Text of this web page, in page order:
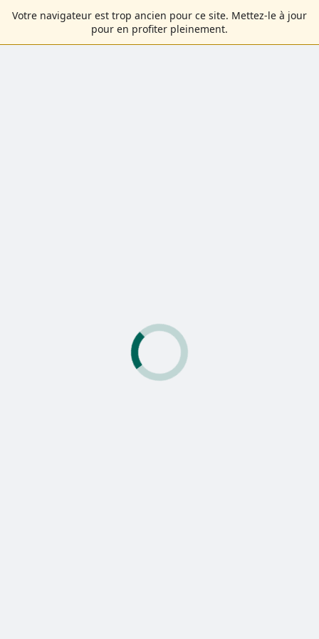
Votre navigateur est trop ancien pour ce site. Mettez-le à jour
pour en profiter pleinement.